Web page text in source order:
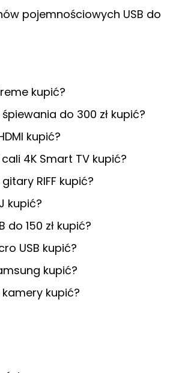
pojemnościowych USB do
kupić?
do 300 zł kupić?
kupić?
4K Smart TV kupić?
RIFF kupić?
kupić?
do 150 zł kupić?
USB kupić?
kupić?
kupić?